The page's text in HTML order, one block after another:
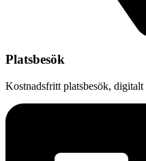
Platsbesök
Kostnadsfritt platsbesök,